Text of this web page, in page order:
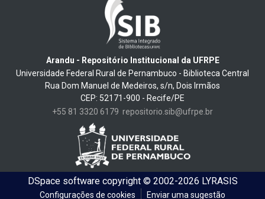
Arandu - Repositório Institucional da UFRPE
Universidade Federal Rural de Pernambuco - Biblioteca Central
Rua Dom Manuel de Medeiros, s/n, Dois Irmãos
CEP: 52171-900 - Recife/PE
+55 81 3320 6179 repositorio.sib@ufrpe.br
DSpace softwarecopyright © 2002-2026 LYRASIS
Configurações de cookies Enviar uma sugestão